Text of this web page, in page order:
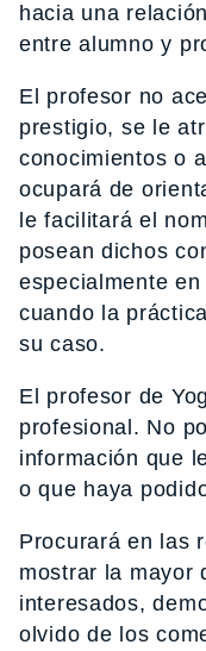
hacia una
entre alumno y
El profesor no
prestigio, se le
conocimientos o
ocupará de
le facilitará el
posean dichos
especialmente
cuando la
su caso.
El profesor de
profesional. No
información que
o que haya
Procurará en las
mostrar la mayor
interesados,
olvido de los